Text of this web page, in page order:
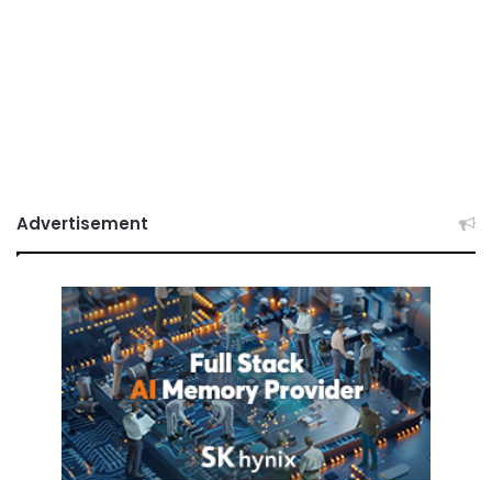
Advertisement